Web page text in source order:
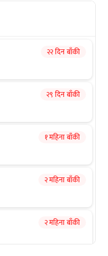
२२ दिन बाँकी
२९ दिन बाँकी
१ महिना बाँकी
२ महिना बाँकी
२ महिना बाँकी